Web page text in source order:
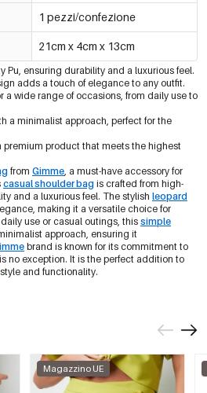
1 pezzi/confezione
21cm x 4cm x 13cm
Pu, ensuring durability and a luxurious feel.
adds a touch of elegance to any outfit.
a wide range of occasions, from daily use to
a minimalist approach, perfect for the
premium product that meets the highest
from Gimme, a must-have accessory for
casual shoulder bag is crafted from high-
and a luxurious feel. The stylish leopard
making it a versatile choice for
use or casual outings, this simple
approach, ensuring it
brand is known for its commitment to
is no exception. It is the perfect addition to
and functionality.
Magazzino UE